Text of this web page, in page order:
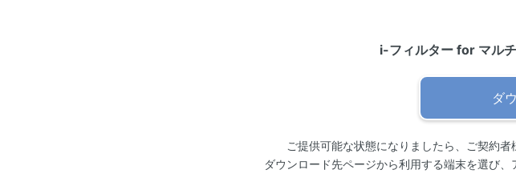
i-フィルター for マル
ダ
ご提供可能な状態になりましたら、ご契約
ダウンロード先ページから利用する端末を選び